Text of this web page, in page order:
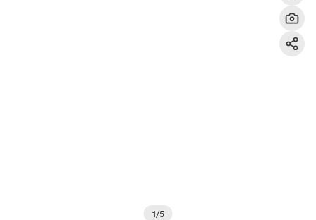
1/5